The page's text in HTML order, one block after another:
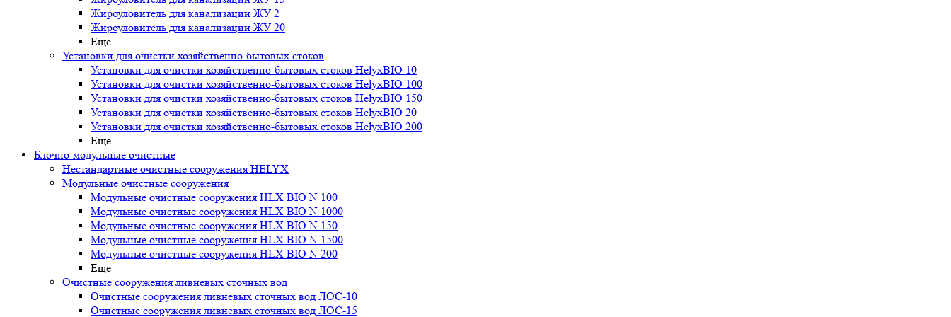
Жироуловитель для канализации ЖУ 2
Жироуловитель для канализации ЖУ 20
Еще
Установки для очистки хозяйственно-бытовых стоков
Установки для очистки хозяйственно-бытовых стоков HelyxBIO 10
Установки для очистки хозяйственно-бытовых стоков HelyxBIO 100
Установки для очистки хозяйственно-бытовых стоков HelyxBIO 150
Установки для очистки хозяйственно-бытовых стоков HelyxBIO 20
Установки для очистки хозяйственно-бытовых стоков HelyxBIO 200
Еще
Блочно-модульные очистные
Нестандартные очистные сооружения HELYX
Модульные очистные сооружения
Модульные очистные сооружения HLX BIO N 100
Модульные очистные сооружения HLX BIO N 1000
Модульные очистные сооружения HLX BIO N 150
Модульные очистные сооружения HLX BIO N 1500
Модульные очистные сооружения HLX BIO N 200
Еще
Очистные сооружения ливневых сточных вод
Очистные сооружения ливневых сточных вод ЛОС-10
Очистные сооружения ливневых сточных вод ЛОС-15